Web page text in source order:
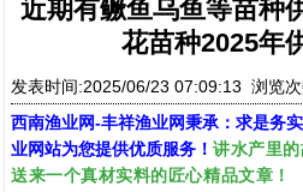
近期有鳜鱼乌鱼等苗
花苗种2025年
发表时间:2025/06/23 07:09:13 浏览
西南渔业网-丰祥渔业网秉承：求是务
业网站为您提供优质服务！ 讲水产里
送来一个真材实料的匠心精品文章！